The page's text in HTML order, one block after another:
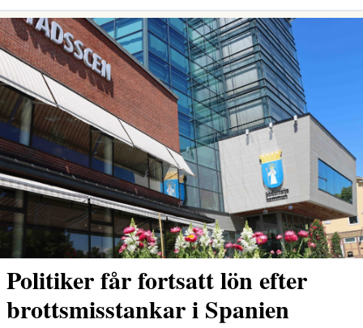
Politiker får fortsatt lön efter
brottsmisstankar i Spanien